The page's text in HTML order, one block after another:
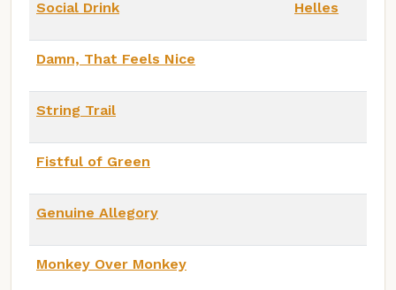
Social Drink Helles
Damn, That Feels Nice
String Trail
Fistful of Green
Genuine Allegory
Monkey Over Monkey